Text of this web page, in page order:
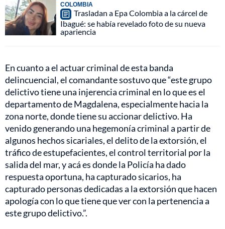
COLOMBIA
Trasladan a Epa Colombia a la cárcel de
Ibagué: se había revelado foto de su nueva
apariencia
En cuanto a el actuar criminal de esta banda
delincuencial, el comandante sostuvo que “este grupo
delictivo tiene una injerencia criminal en lo que es el
departamento de Magdalena, especialmente hacia la
zona norte, donde tiene su accionar delictivo. Ha
venido generando una hegemonía criminal a partir de
algunos hechos sicariales, el delito de la extorsión, el
tráfico de estupefacientes, el control territorial por la
salida del mar, y acá es donde la Policía ha dado
respuesta oportuna, ha capturado sicarios, ha
capturado personas dedicadas a la extorsión que hacen
apología con lo que tiene que ver con la pertenencia a
este grupo delictivo.”.